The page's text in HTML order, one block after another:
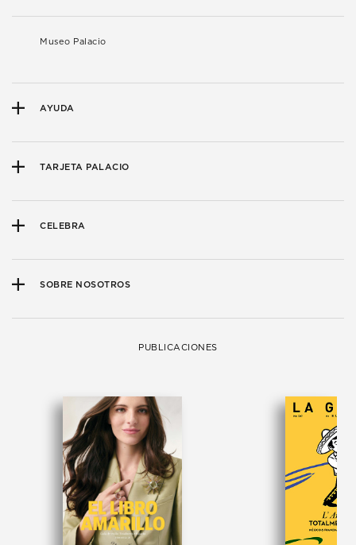
Museo Palacio
AYUDA
TARJETA PALACIO
CELEBRA
SOBRE NOSOTROS
PUBLICACIONES